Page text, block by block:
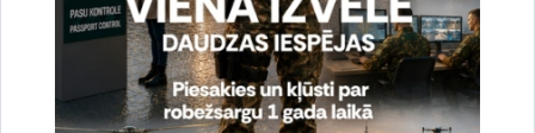
2026. gada 6. augusts uz valsts robežas un
valsts iekšienē
Statistika